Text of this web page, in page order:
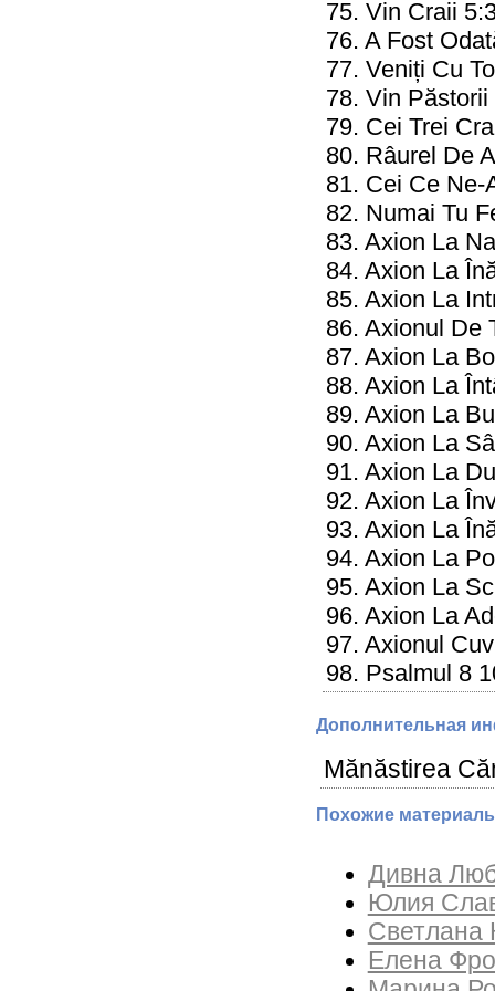
75. Vin Craii
76. A Fost
77. Veniți Cu
78. Vin
79. Cei Trei
80. Râurel De
81. Cei Ce Ne-
82. Numai Tu
83. Axion La
84. Axion La
85. Axion La
86. Axionul De
87. Axion La
88. Axion La
89. Axion La
90. Axion La
91. Axion La
92. Axion La
93. Axion La
94. Axion La
95. Axion La
96. Axion La
97. Axionul
98. Psalmul 8
Дополнительная
Mănăstirea
Похожие
Дивна
Юлия
Светлана
Елена